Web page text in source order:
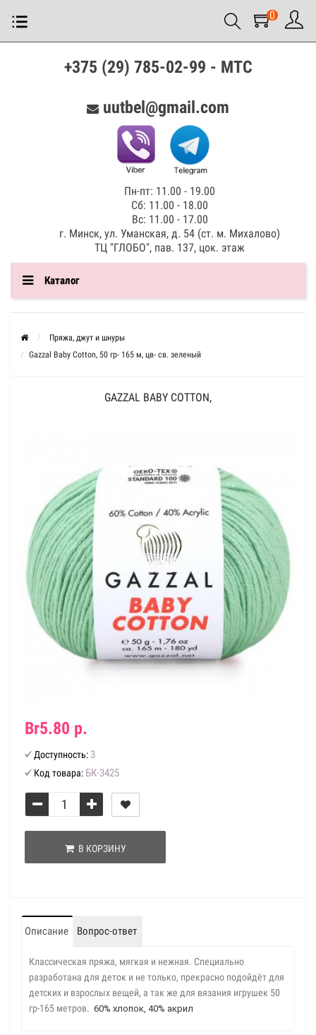
0
+375 (29) 785-02-99 - МТС
uutbel@gmail.com
Пн-пт: 11.00 - 19.00
Сб: 11.00 - 18.00
Вс: 11.00 - 17.00
г. Минск, ул. Уманская, д. 54 (ст. м. Михалово)
ТЦ "ГЛОБО", пав. 137, цок. этаж
Каталог
Пряжа, джут и шнуры
Gazzal Baby Cotton, 50 гр- 165 м, цв- св. зеленый
GAZZAL BABY COTTON,
Br5.80 р.
Доступность: 3
Код товара: БК-3425
В КОРЗИНУ
Описание Вопрос-ответ
Классическая пряжа, мягкая и нежная. Специально
разработана для деток и не только, прекрасно подойдёт для
детских и взрослых вещей, а так же для вязания игрушек 50
гр-165 метров. 60% хлопок, 40% акрил